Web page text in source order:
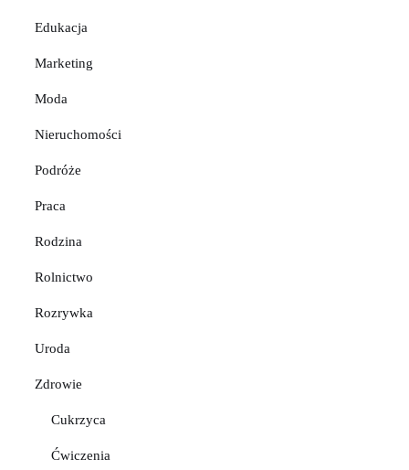
Edukacja
Marketing
Moda
Nieruchomości
Podróże
Praca
Rodzina
Rolnictwo
Rozrywka
Uroda
Zdrowie
Cukrzyca
Ćwiczenia